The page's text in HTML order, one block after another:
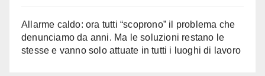
Allarme caldo: ora tutti “scoprono” il problema che
denunciamo da anni. Ma le soluzioni restano le
stesse e vanno solo attuate in tutti i luoghi di lavoro